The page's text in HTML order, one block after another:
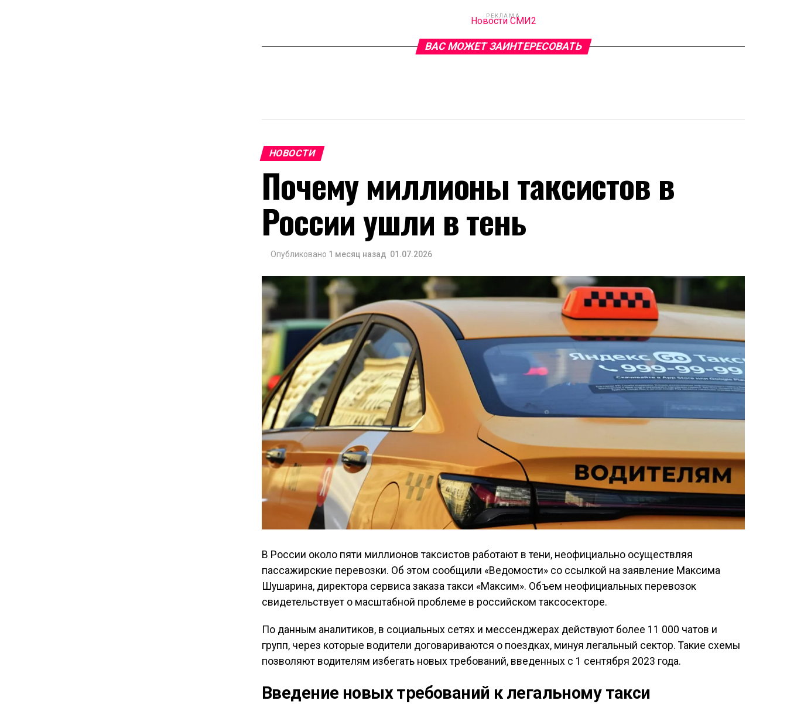
РЕКЛАМА
Новости СМИ2
ВАС МОЖЕТ ЗАИНТЕРЕСОВАТЬ
НОВОСТИ
Почему миллионы таксистов в
России ушли в тень
Опубликовано 1 месяц назад 01.07.2026
В России около пяти миллионов таксистов работают в тени, неофициально осуществляя
пассажирские перевозки. Об этом сообщили «Ведомости» со ссылкой на заявление Максима
Шушарина, директора сервиса заказа такси «Максим». Объем неофициальных перевозок
свидетельствует о масштабной проблеме в российском таксосекторе.
По данным аналитиков, в социальных сетях и мессенджерах действуют более 11 000 чатов и
групп, через которые водители договариваются о поездках, минуя легальный сектор. Такие схемы
позволяют водителям избегать новых требований, введенных с 1 сентября 2023 года.
Введение новых требований к легальному такси